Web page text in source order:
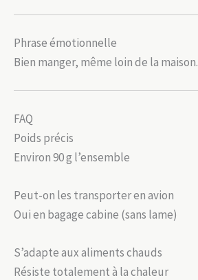
Phrase émotionnelle
Bien manger, même loin de la maison.
FAQ
Poids précis
Environ 90 g l’ensemble
Peut-on les transporter en avion
Oui en bagage cabine (sans lame)
S’adapte aux aliments chauds
Résiste totalement à la chaleur